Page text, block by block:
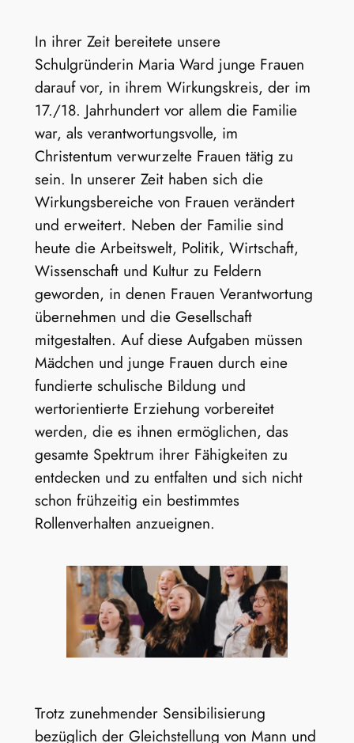
In ihrer Zeit bereitete unsere
Schulgründerin Maria Ward junge Frauen
darauf vor, in ihrem Wirkungskreis, der im
17./18. Jahrhundert vor allem die Familie
war, als verantwortungsvolle, im
Christentum verwurzelte Frauen tätig zu
sein. In unserer Zeit haben sich die
Wirkungsbereiche von Frauen verändert
und erweitert. Neben der Familie sind
heute die Arbeitswelt, Politik, Wirtschaft,
Wissenschaft und Kultur zu Feldern
geworden, in denen Frauen Verantwortung
übernehmen und die Gesellschaft
mitgestalten. Auf diese Aufgaben müssen
Mädchen und junge Frauen durch eine
fundierte schulische Bildung und
wertorientierte Erziehung vorbereitet
werden, die es ihnen ermöglichen, das
gesamte Spektrum ihrer Fähigkeiten zu
entdecken und zu entfalten und sich nicht
schon frühzeitig ein bestimmtes
Rollenverhalten anzueignen.
Trotz zunehmender Sensibilisierung
bezüglich der Gleichstellung von Mann und